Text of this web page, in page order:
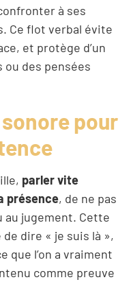
à ses
Ce flot verbal évite
et protège d’un
des pensées
sonore pour
parler vite
présence, de ne pas
au jugement. Cette
dire « je suis là »,
que l’on a vraiment
comme preuve